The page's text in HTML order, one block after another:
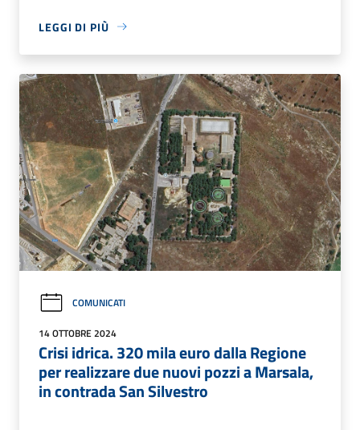
LEGGI DI PIÙ
COMUNICATI
14 OTTOBRE 2024
Crisi idrica. 320 mila euro dalla Regione
per realizzare due nuovi pozzi a Marsala,
in contrada San Silvestro